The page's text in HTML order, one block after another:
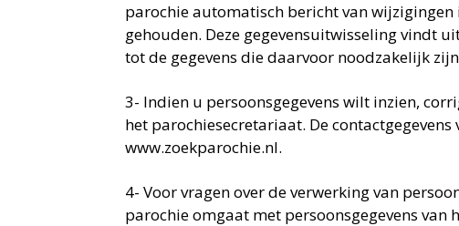
parochie automatisch bericht van wijzigingen
gehouden. Deze gegevensuitwisseling vindt
tot de gegevens die daarvoor noodzakelijk
3- Indien u persoonsgegevens wilt inzien,
het parochiesecretariaat. De
www.zoekparochie.nl.
4- Voor vragen over de verwerking van
parochie omgaat met persoonsgegevens